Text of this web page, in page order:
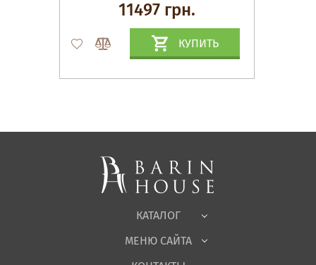
11497 грн.
КУПИТЬ
КАТАЛОГ
Спальни, Кровати
Корпусная мебель
Офисная мебель
Садовая мебель
Гостиная
МЕНЮ САЙТА
О нас